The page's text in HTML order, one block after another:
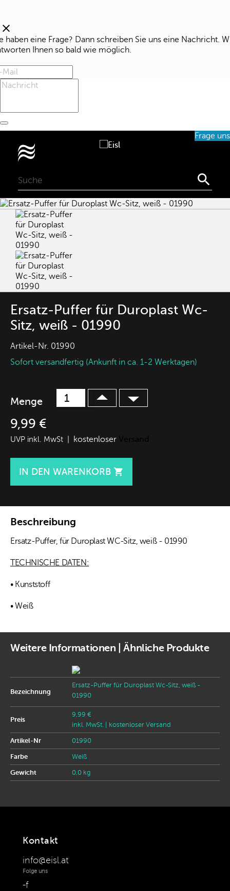
clear
haben eine Frage? Dann schreiben Sie uns eine Nachricht.
Ihnen so bald wie möglich.
Frage uns

Ersatz-Puffer für Duroplast Wc-
Sitz, weiß - 01990
Artikel-Nr. 01990
Sofort versandfertig (Ankunft in ca. 1-2 Werktagen)
Menge
9,99 €
UVP inkl. MwSt | kostenloser
IN DEN WARENKORB 
Beschreibung
Ersatz-Puffer, für Duroplast WC-Sitz, weiß - 01990
TECHNISCHE DATEN:
• Kunststoff
• Weiß
Weitere Informationen | Ähnliche Produkte
Bezeichnung
Ersatz-Puffer für Duroplast Wc-Sitz, weiß -
01990
Preis
9,99 €
inkl. MwSt.
| kostenloser Versand
Artikel-Nr 01990
Farbe Weiß
Gewicht 0,0 kg
Kontakt
info@eisl.at
Folge uns
f